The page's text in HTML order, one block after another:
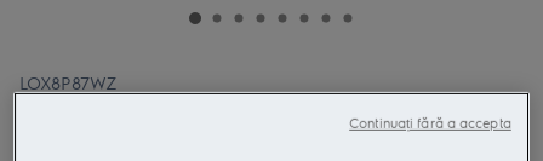
LOX8P87WZ
Continuați fără a accepta